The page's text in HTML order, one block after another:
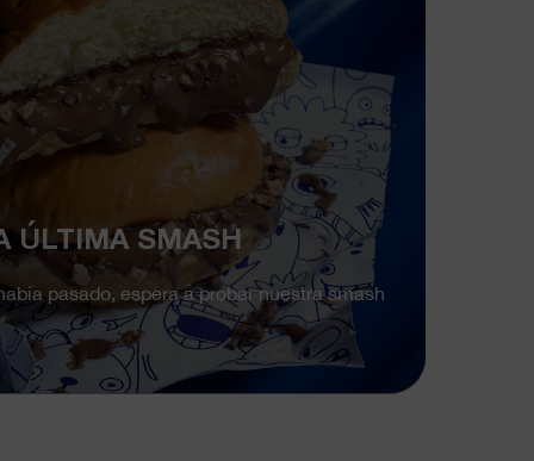
ÚLTIMA SMASH
pasado, espera a probar nuestra smash